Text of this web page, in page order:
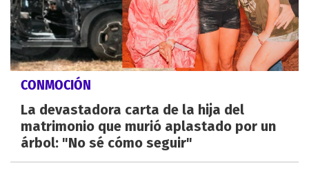
CONMOCIÓN
La devastadora carta de la hija del
matrimonio que murió aplastado por un
árbol: "No sé cómo seguir"